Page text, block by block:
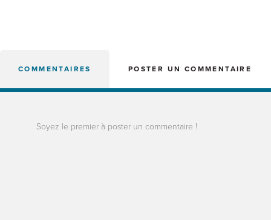
COMMENTAIRES POSTER UN COMMENTAIRE
Soyez le premier à poster un commentaire !